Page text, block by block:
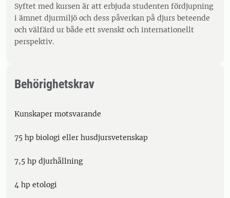
Syftet med kursen är att erbjuda studenten fördjupning
i ämnet djurmiljö och dess påverkan på djurs beteende
och välfärd ur både ett svenskt och internationellt
perspektiv.
Behörighetskrav
Kunskaper motsvarande
75 hp biologi eller husdjursvetenskap
7,5 hp djurhållning
4 hp etologi